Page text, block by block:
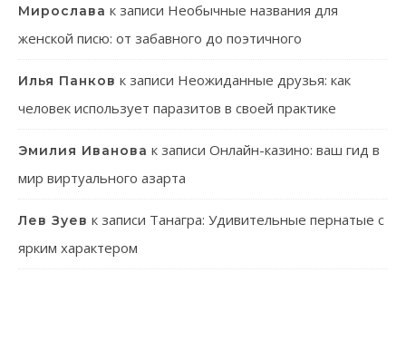
Мирослава к записи Необычные названия для
женской писю: от забавного до поэтичного
Илья Панков к записи Неожиданные друзья: как
человек использует паразитов в своей практике
Эмилия Иванова к записи Онлайн-казино: ваш гид в
мир виртуального азарта
Лев Зуев к записи Танагра: Удивительные пернатые с
ярким характером